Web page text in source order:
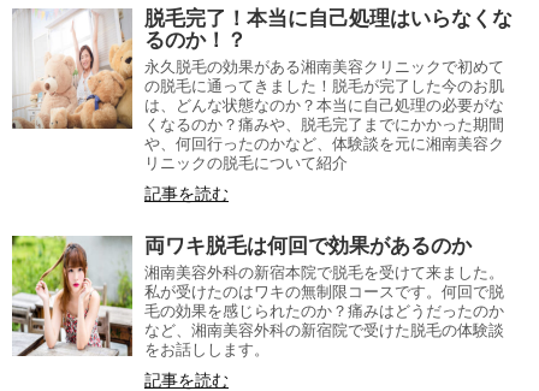
脱毛完了！本当に自己処理はいらなくな
るのか！？
永久脱毛の効果がある湘南美容クリニックで初めて
の脱毛に通ってきました！脱毛が完了した今のお肌
は、どんな状態なのか？本当に自己処理の必要がな
くなるのか？痛みや、脱毛完了までにかかった期間
や、何回行ったのかなど、体験談を元に湘南美容ク
リニックの脱毛について紹介
記事を読む
両ワキ脱毛は何回で効果があるのか
湘南美容外科の新宿本院で脱毛を受けて来ました。
私が受けたのはワキの無制限コースです。何回で脱
毛の効果を感じられたのか？痛みはどうだったのか
など、湘南美容外科の新宿院で受けた脱毛の体験談
をお話しします。
記事を読む